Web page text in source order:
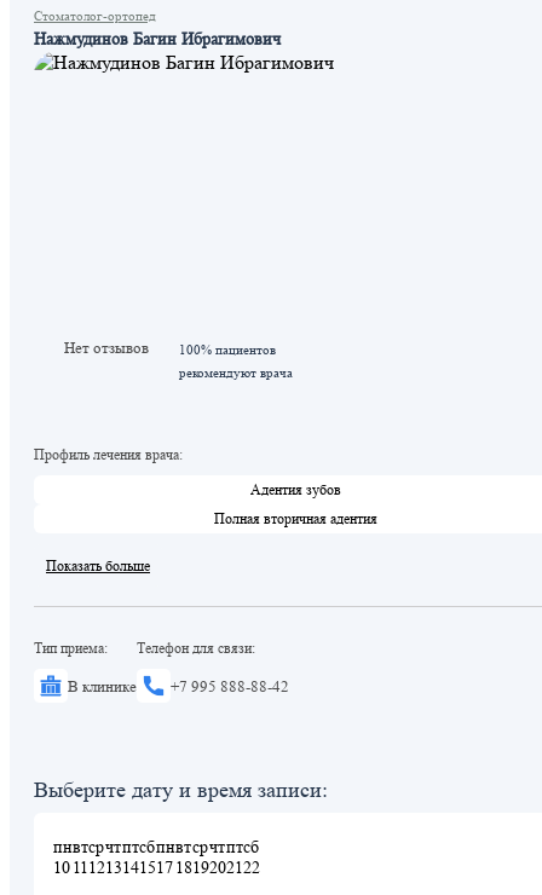
Стоматолог-ортопед
Нажмудинов Багин Ибрагимович
Нет отзывов
100% пациентов
рекомендуют врача
Профиль лечения врача:
Адентия зубов
Полная вторичная адентия
Показать больше
Тип приема:
В клинике
Телефон для связи:
+7 995 888-88-42
Выберите дату и время записи:
пн
10
вт
11
ср
12
чт
13
пт
14
сб
15
пн
17
вт
18
ср
19
чт
20
пт
21
сб
22